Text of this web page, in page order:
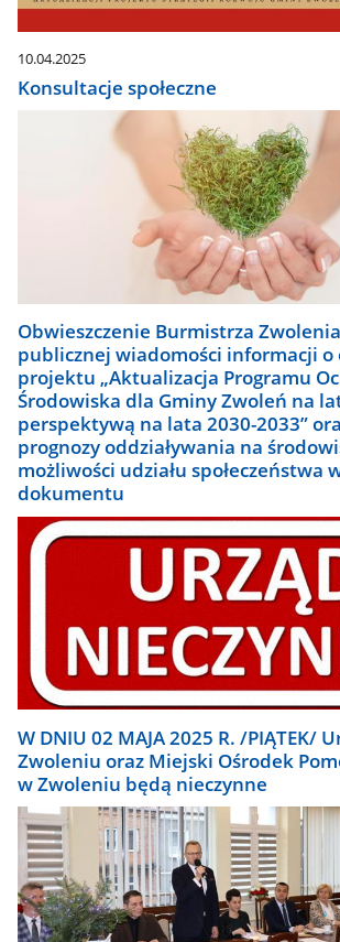
10.04.2025
Konsultacje społeczne
Obwieszczenie Burmistrza
publicznej wiadomości informacji o
projektu „Aktualizacja Programu
Środowiska dla Gminy Zwoleń na
perspektywą na lata 2030-2033”
prognozy oddziaływania na
możliwości udziału społeczeństwa
dokumentu
W DNIU 02 MAJA 2025 R. /PIĄTEK/
Zwoleniu oraz Miejski Ośrodek
w Zwoleniu będą nieczynne